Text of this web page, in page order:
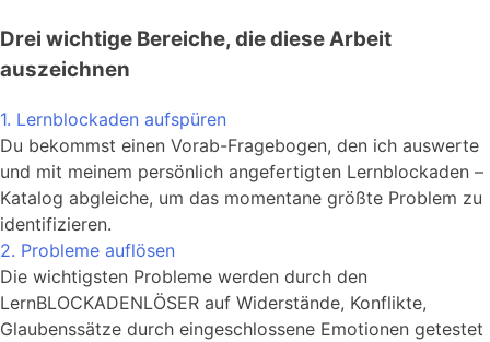
Drei wichtige Bereiche, die diese Arbeit
auszeichnen
1. Lernblockaden aufspüren
Du bekommst einen Vorab-Fragebogen, den ich auswerte
und mit meinem persönlich angefertigten Lernblockaden –
Katalog abgleiche, um das momentane größte Problem zu
identifizieren.
2. Probleme auflösen
Die wichtigsten Probleme werden durch den
LernBLOCKADENLÖSER auf Widerstände, Konflikte,
Glaubenssätze durch eingeschlossene Emotionen getestet